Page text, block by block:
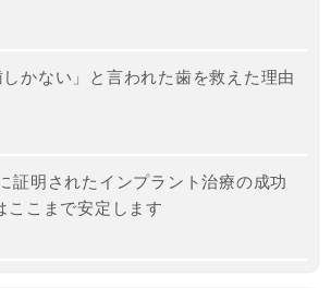
しかない」と言われた歯を救えた理由
証明されたインプラント治療の成功
こまで安定します